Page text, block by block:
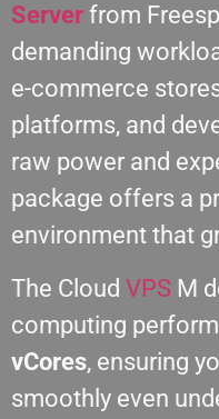
Server from
demanding
e-commerce
platforms, and
raw power and
package offers a
environment that
The Cloud VPS M
computing
vCores, ensuring
smoothly even